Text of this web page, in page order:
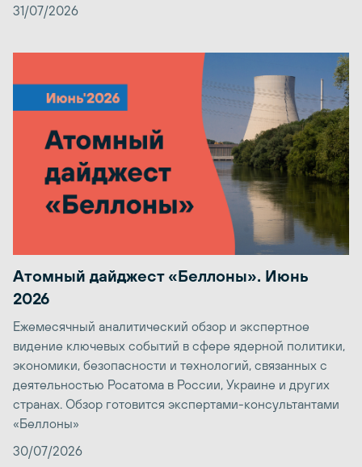
31/07/2026
Атомный дайджест «Беллоны». Июнь
2026
Ежемесячный аналитический обзор и экспертное
видение ключевых событий в сфере ядерной политики,
экономики, безопасности и технологий, связанных с
деятельностью Росатома в России, Украине и других
странах. Обзор готовится экспертами-консультантами
«Беллоны»
30/07/2026